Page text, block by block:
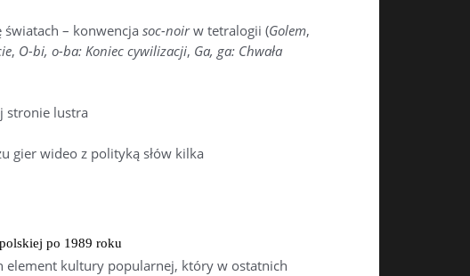
– konwencja soc-noirw tetralogii (Golem,
, O-bi, o-ba: Koniec cywilizacji, Ga, ga: Chwała
stronie lustra
gier wideo z polityką słów kilka
po 1989 roku
element kultury popularnej, który w ostatnich